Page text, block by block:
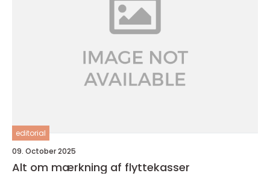
editorial
09. October 2025
Alt om mærkning af flyttekasser